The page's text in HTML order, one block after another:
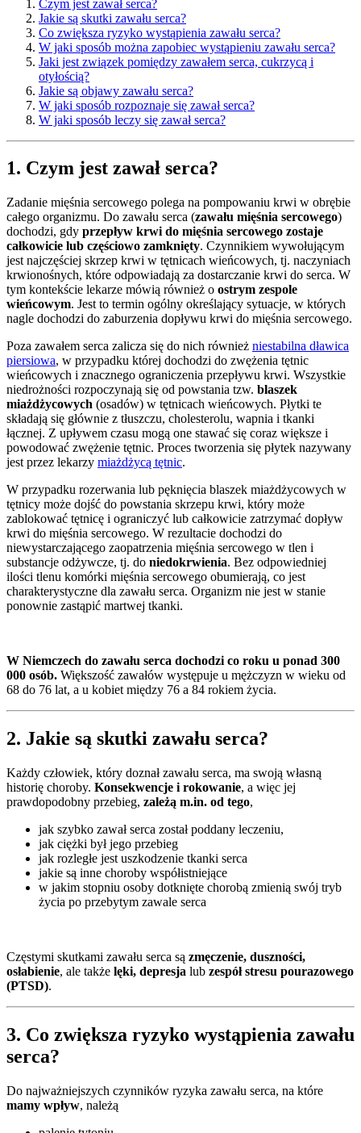
Czym jest zawał serca?
Jakie są skutki zawału serca?
Co zwiększa ryzyko wystąpienia zawału serca?
W jaki sposób można zapobiec wystąpieniu zawału serca?
Jaki jest związek pomiędzy zawałem serca, cukrzycą i
otyłością?
Jakie są objawy zawału serca?
W jaki sposób rozpoznaje się zawał serca?
W jaki sposób leczy się zawał serca?
1. Czym jest zawał serca?
Zadanie mięśnia sercowego polega na pompowaniu krwi w obrębie
całego organizmu. Do zawału serca (zawału mięśnia sercowego)
dochodzi, gdy przepływ krwi do mięśnia sercowego zostaje
całkowicie lub częściowo zamknięty. Czynnikiem wywołującym
jest najczęściej skrzep krwi w tętnicach wieńcowych, tj. naczyniach
krwionośnych, które odpowiadają za dostarczanie krwi do serca. W
tym kontekście lekarze mówią również o ostrym zespole
wieńcowym. Jest to termin ogólny określający sytuacje, w których
nagle dochodzi do zaburzenia dopływu krwi do mięśnia sercowego.
Poza zawałem serca zalicza się do nich również niestabilna dławica
piersiowa, w przypadku której dochodzi do zwężenia tętnic
wieńcowych i znacznego ograniczenia przepływu krwi. Wszystkie
niedrożności rozpoczynają się od powstania tzw. blaszek
miażdżycowych (osadów) w tętnicach wieńcowych. Płytki te
składają się głównie z tłuszczu, cholesterolu, wapnia i tkanki
łącznej. Z upływem czasu mogą one stawać się coraz większe i
powodować zwężenie tętnic. Proces tworzenia się płytek nazywany
jest przez lekarzy miażdżycą tętnic.
W przypadku rozerwania lub pęknięcia blaszek miażdżycowych w
tętnicy może dojść do powstania skrzepu krwi, który może
zablokować tętnicę i ograniczyć lub całkowicie zatrzymać dopływ
krwi do mięśnia sercowego. W rezultacie dochodzi do
niewystarczającego zaopatrzenia mięśnia sercowego w tlen i
substancje odżywcze, tj. do niedokrwienia. Bez odpowiedniej
ilości tlenu komórki mięśnia sercowego obumierają, co jest
charakterystyczne dla zawału serca. Organizm nie jest w stanie
ponownie zastąpić martwej tkanki.
W Niemczech do zawału serca dochodzi co roku u ponad 300
000 osób. Większość zawałów występuje u mężczyzn w wieku od
68 do 76 lat, a u kobiet między 76 a 84 rokiem życia.
2. Jakie są skutki zawału serca?
Każdy człowiek, który doznał zawału serca, ma swoją własną
historię choroby. Konsekwencje i rokowanie, a więc jej
prawdopodobny przebieg, zależą m.in. od tego,
jak szybko zawał serca został poddany leczeniu,
jak ciężki był jego przebieg
jak rozległe jest uszkodzenie tkanki serca
jakie są inne choroby współistniejące
w jakim stopniu osoby dotknięte chorobą zmienią swój tryb
życia po przebytym zawale serca
Częstymi skutkami zawału serca są zmęczenie, duszności,
osłabienie, ale także lęki, depresja lub zespół stresu pourazowego
(PTSD).
3. Co zwiększa ryzyko wystąpienia zawału
serca?
Do najważniejszych czynników ryzyka zawału serca, na które
mamy wpływ, należą